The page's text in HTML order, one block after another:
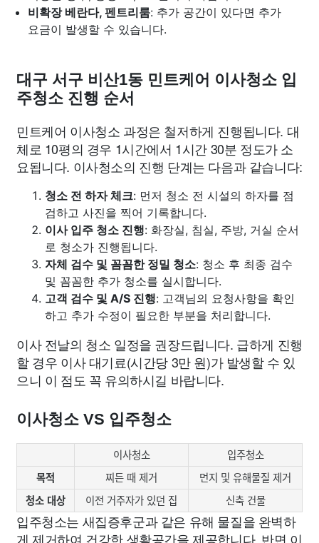
비확장 베란다, 펜트리룸: 추가 공간이 있다면 추가
요금이 발생할 수 있습니다.
대구 서구 비산1동 민트케어 이사청소 입
주청소 진행 순서
민트케어 이사청소 과정은 철저하게 진행됩니다. 대
체로 10평의 경우 1시간에서 1시간 30분 정도가 소
요됩니다. 이사청소의 진행 단계는 다음과 같습니다:
청소 전 하자 체크: 먼저 청소 전 시설의 하자를 점
검하고 사진을 찍어 기록합니다.
이사 입주 청소 진행: 화장실, 침실, 주방, 거실 순서
로 청소가 진행됩니다.
자체 검수 및 꼼꼼한 정밀 청소: 청소 후 최종 검수
및 꼼꼼한 추가 청소를 실시합니다.
고객 검수 및 A/S 진행: 고객님의 요청사항을 확인
하고 추가 수정이 필요한 부분을 처리합니다.
이사 전날의 청소 일정을 권장드립니다. 급하게 진행
할 경우 이사 대기료(시간당 3만 원)가 발생할 수 있
으니 이 점도 꼭 유의하시길 바랍니다.
이사청소 VS 입주청소
이사청소
입주청소
목적
찌든 때 제거
먼지 및 유해물질 제거
청소 대상
이전 거주자가 있던 집 신축 건물
입주청소는 새집증후군과 같은 유해 물질을 완벽하
게 제거하여 건강한 생활공간을 제공합니다. 반면 이